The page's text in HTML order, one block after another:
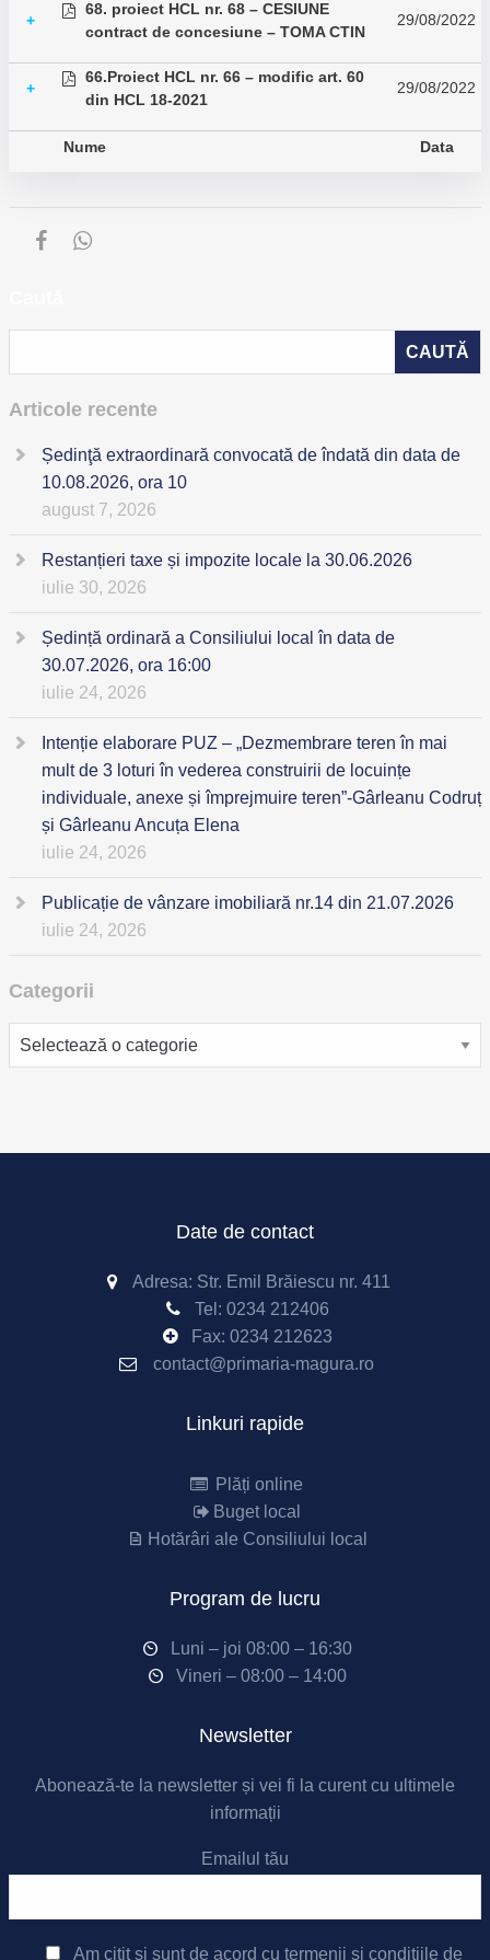
+
68. proiect HCL nr. 68 – CESIUNE
contract de concesiune – TOMA CTIN
29/08/2022
+
66.Proiect HCL nr. 66 – modific art. 60
din HCL 18-2021
29/08/2022
Nume Data
Articole recente
Ședinţă extraordinară convocată de îndată din data de
10.08.2026, ora 10
august 7, 2026
Restanțieri taxe și impozite locale la 30.06.2026
iulie 30, 2026
Ședință ordinară a Consiliului local în data de
30.07.2026, ora 16:00
iulie 24, 2026
Intenție elaborare PUZ – „Dezmembrare teren în mai
mult de 3 loturi în vederea construirii de locuințe
individuale, anexe și împrejmuire teren”-Gârleanu Codruț
și Gârleanu Ancuța Elena
iulie 24, 2026
Publicație de vânzare imobiliară nr.14 din 21.07.2026
iulie 24, 2026
Categorii
Categorii
Date de contact
Adresa: Str. Emil Brăiescu nr. 411
Tel: 0234 212406
Fax: 0234 212623
contact@primaria-magura.ro
Linkuri rapide
Plăți online
Buget local
Hotărâri ale Consiliului local
Program de lucru
Luni – joi 08:00 – 16:30
Vineri – 08:00 – 14:00
Newsletter
Abonează-te la newsletter și vei fi la curent cu ultimele
informații
Emailul tău
Am citit și sunt de acord cu termenii și condițiile de